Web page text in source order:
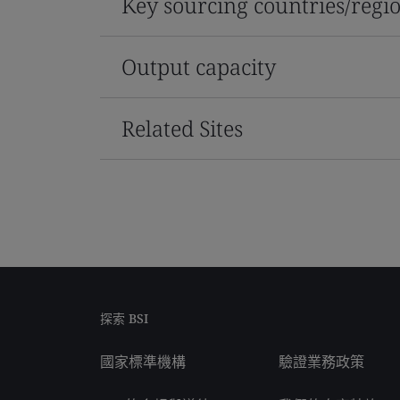
Output capacity
Related Sites
探索 BSI
國家標準機構 驗證業務政策